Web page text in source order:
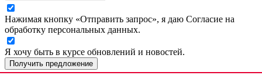
Нажимая кнопку «Отправить запрос», я даю Согласие на
обработку персональных данных.
Я хочу быть в курсе обновлений и новостей.
Получить предложение